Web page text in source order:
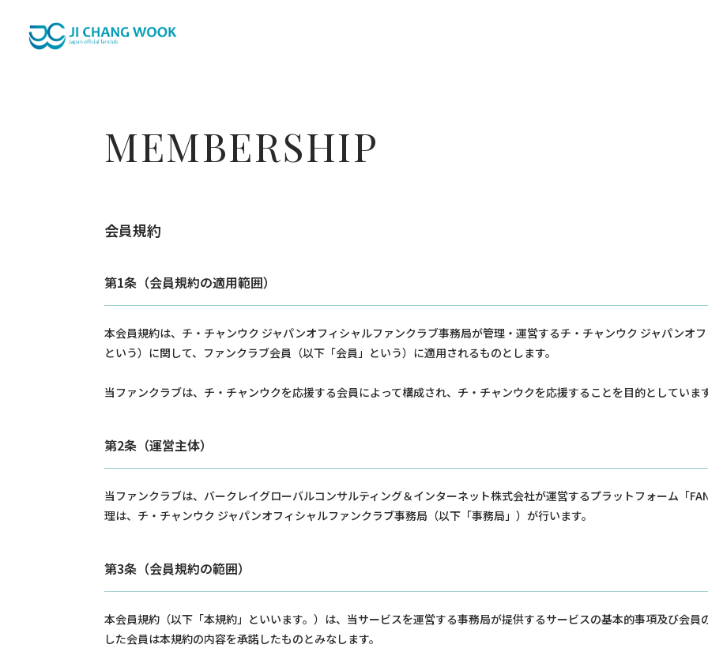
MEMBERSHIP
会員規約
第1条（会員規約の適用範囲）
本会員規約は、チ・チャンウク ジャパンオフィシャルファンクラブ事務局が管理・運営するチ・チャンウク ジャパンオ
という）に関して、ファンクラブ会員（以下「会員」という）に適用されるものとします。
当ファンクラブは、チ・チャンウクを応援する会員によって構成され、チ・チャンウクを応援することを目的としています
第2条（運営主体）
当ファンクラブは、バークレイグローバルコンサルティング＆インターネット株式会社が運営するプラットフォーム「
理は、チ・チャンウク ジャパンオフィシャルファンクラブ事務局（以下「事務局」）が行います。
第3条（会員規約の範囲）
本会員規約（以下「本規約」といいます。）は、当サービスを運営する事務局が提供するサービスの基本的事項及び会
した会員は本規約の内容を承諾したものとみなします。